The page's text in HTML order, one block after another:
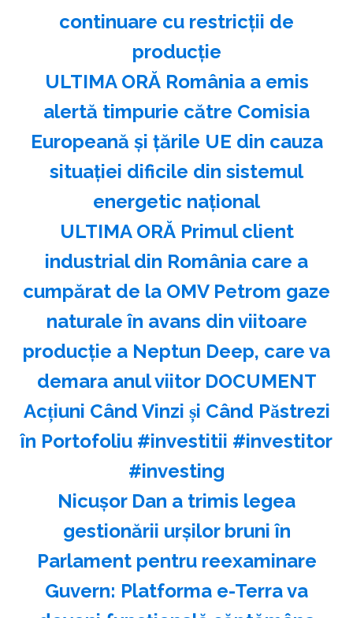
continuare cu restricţii de
producţie
ULTIMA ORĂ România a emis
alertă timpurie către Comisia
Europeană și țările UE din cauza
situației dificile din sistemul
energetic național
ULTIMA ORĂ Primul client
industrial din România care a
cumpărat de la OMV Petrom gaze
naturale în avans din viitoare
producție a Neptun Deep, care va
demara anul viitor DOCUMENT
Acțiuni Când Vinzi și Când Păstrezi
în Portofoliu #investitii #investitor
#investing
Nicuşor Dan a trimis legea
gestionării urşilor bruni în
Parlament pentru reexaminare
Guvern: Platforma e-Terra va